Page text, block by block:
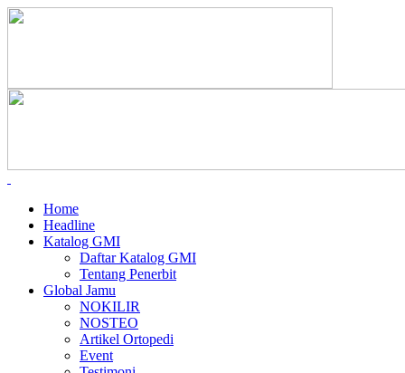
Home
Headline
Katalog GMI
Daftar Katalog GMI
Tentang Penerbit
Global Jamu
NOKILIR
NOSTEO
Artikel Ortopedi
Event